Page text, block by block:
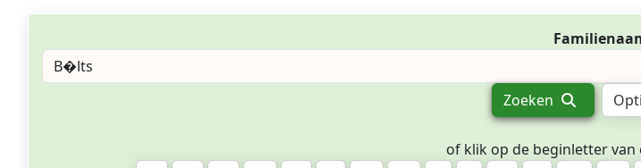
Zoeken
of klik op de beginletter van